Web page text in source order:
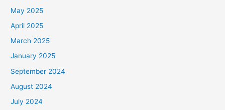
May 2025
April 2025
March 2025
January 2025
September 2024
August 2024
July 2024